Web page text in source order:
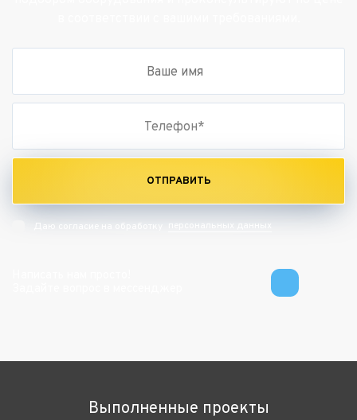
ОТПРАВИТЬ
Даю согласие на обработку персональных данных
Выполненные проекты